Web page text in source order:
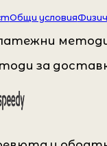
Общи условия
за